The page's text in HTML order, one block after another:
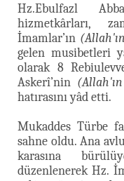
Hz.Ebulfazl
hizmetkârları,
İmamlar’ın
gelen musibetleri
olarak 8
Askerî’nin
hatırasını yâd etti.
Mukaddes Türbe
sahne oldu. Ana
karasına
düzenlenerek Hz.